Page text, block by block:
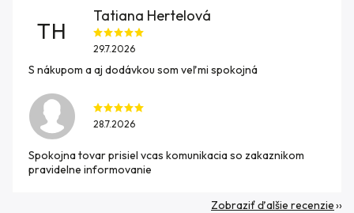
TH
Tatiana Hertelová
29.7.2026
S nákupom a aj dodávkou som veľmi spokojná
28.7.2026
Spokojna tovar prisiel vcas komunikacia so zakaznikom
pravidelne informovanie
Zobraziť ďalšie recenzie